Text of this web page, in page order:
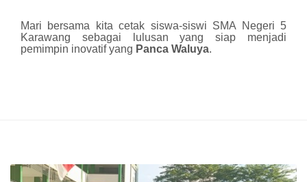
Mari bersama kita cetak siswa-siswi SMA Negeri 5
Karawang sebagai lulusan yang siap menjadi
pemimpin inovatif yang Panca Waluya.